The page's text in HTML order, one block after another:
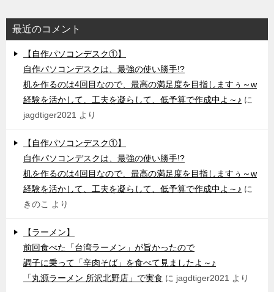
最近のコメント
【自作パソコンデスク①】
自作パソコンデスクは、最強の使い勝手!?
机を作るのは4回目なので、最高の満足度を目指しますぅ～w
経験を活かして、工夫を凝らして、低予算で作成中よ～♪ に
jagdtiger2021 より
【自作パソコンデスク①】
自作パソコンデスクは、最強の使い勝手!?
机を作るのは4回目なので、最高の満足度を目指しますぅ～w
経験を活かして、工夫を凝らして、低予算で作成中よ～♪ に
きのこ
より
【ラーメン】
前回食べた「台湾ラーメン」が旨かったので
調子に乗って「辛肉そば」を食べて見ましたよ～♪
「丸源ラーメン 所沢北野店」で実食 に jagdtiger2021 より